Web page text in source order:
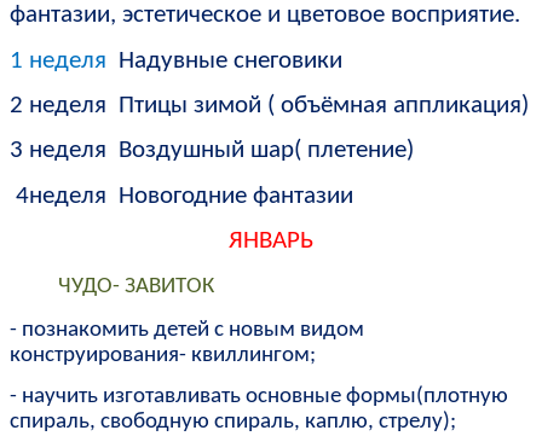
фантазии, эстетическое и цветовое восприятие.
1 неделя Надувные снеговики
2 неделя Птицы зимой ( объёмная аппликация)
3 неделя Воздушный шар( плетение)
4неделя Новогодние фантазии
ЯНВАРЬ
ЧУДО- ЗАВИТОК
- познакомить детей с новым видом
конструирования- квиллингом;
- научить изготавливать основные формы(плотную
спираль, свободную спираль, каплю, стрелу);